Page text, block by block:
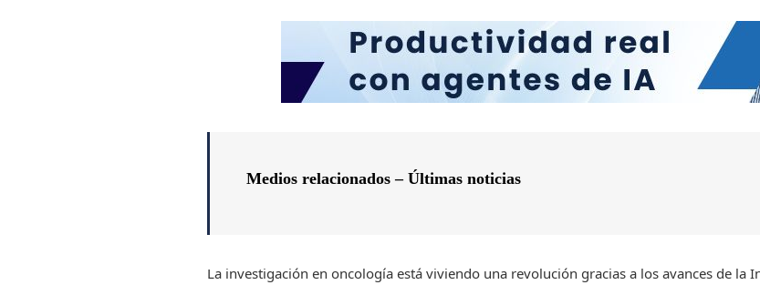
Medios relacionados –Últimas noticias
La investigación en oncología está viviendo una revolución gracias a los avances de la